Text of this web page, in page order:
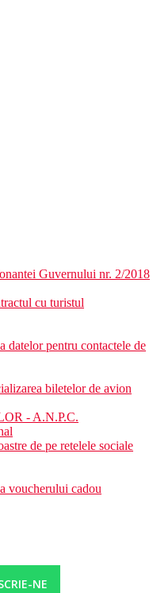
Guvernului nr. 2/2018
cu turistul
datelor pentru contactele de
biletelor de avion
- A.N.P.C.
de pe retelele sociale
voucherului cadou
NE